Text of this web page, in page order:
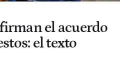
el acuerdo
el texto